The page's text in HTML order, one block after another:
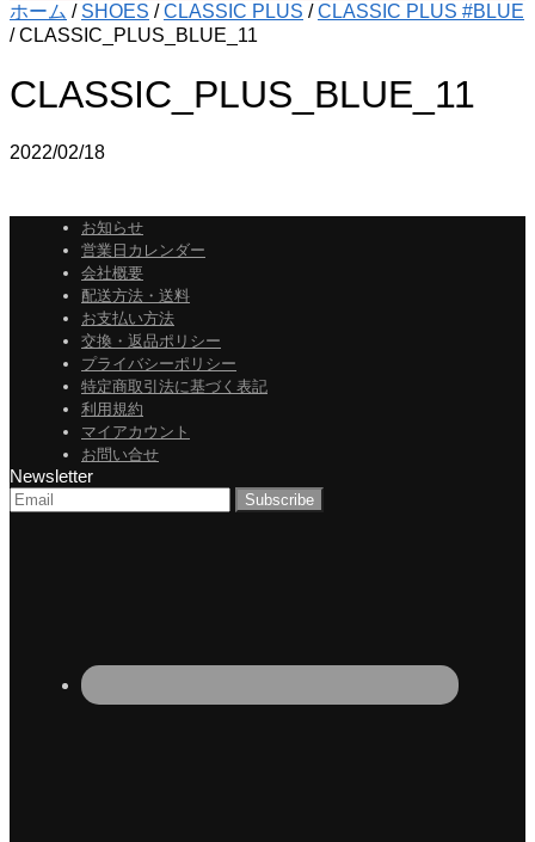
ホーム / SHOES /CLASSIC PLUS /CLASSIC PLUS #BLUE
/CLASSIC_PLUS_BLUE_11
CLASSIC_PLUS_BLUE_11
2022/02/18
お知らせ
営業日カレンダー
会社概要
配送方法・送料
お支払い方法
交換・返品ポリシー
プライバシーポリシー
特定商取引法に基づく表記
利用規約
マイアカウント
お問い合せ
Newsletter